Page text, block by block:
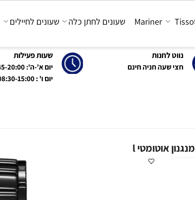
לחנות
שעה חניה חינם
שעות פעילות
יום א'-ה': 09:45-20:00
יום ו' : 08:30-15:00
Mariner שעונים לחתן כלה שעונים לחיילים